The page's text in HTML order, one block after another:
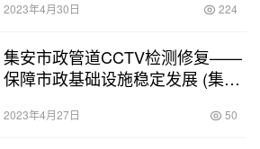
2023年4月30日 224
集安市政管道CCTV检测修复——
保障市政基础设施稳定发展 (集安
2023年4月27日 50